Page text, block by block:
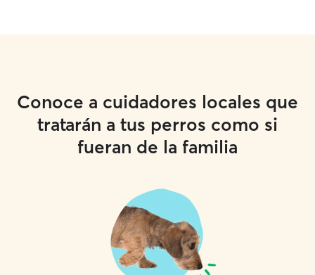
Conoce a cuidadores locales que
tratarán a tus perros como si
fueran de la familia